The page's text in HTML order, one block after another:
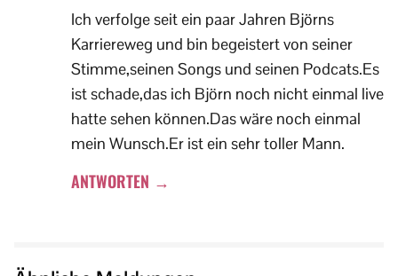
Ich verfolge seit ein paar Jahren Björns
Karriereweg und bin begeistert von seiner
Stimme,seinen Songs und seinen Podcats.Es
ist schade,das ich Björn noch nicht einmal live
hatte sehen können.Das wäre noch einmal
mein Wunsch.Er ist ein sehr toller Mann.
ANTWORTEN →